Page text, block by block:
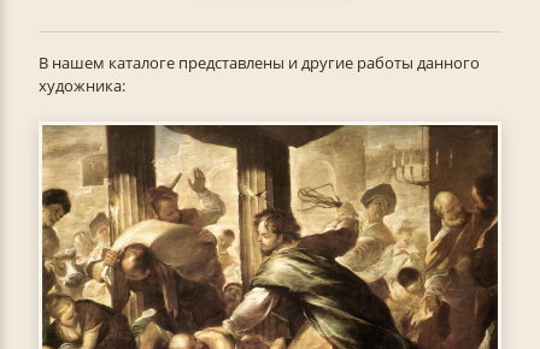
В нашем каталоге представлены и другие работы данного
художника: